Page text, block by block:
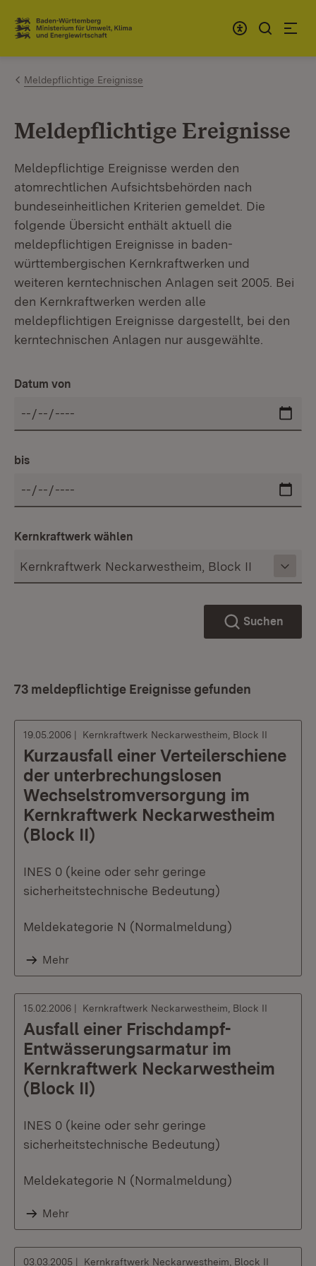
Zum Inhalt springen
Link zur Startseite
Meldepflichtige Ereignisse
Meldepflichtige Ereignisse
Meldepflichtige Ereignisse werden den
atomrechtlichen Aufsichtsbehörden nach
bundeseinheitlichen Kriterien gemeldet. Die
folgende Übersicht enthält aktuell die
meldepflichtigen Ereignisse in baden-
württembergischen Kernkraftwerken und
weiteren kerntechnischen Anlagen seit 2005. Bei
den Kernkraftwerken werden alle
meldepflichtigen Ereignisse dargestellt, bei den
kerntechnischen Anlagen nur ausgewählte.
Datum von
bis
Kernkraftwerk wählen
Suchen
73 meldepflichtige Ereignisse gefunden
19.05.2006 Kernkraftwerk Neckarwestheim, Block II
Kurzausfall einer Verteilerschiene
der unterbrechungslosen
Wechselstromversorgung im
Kernkraftwerk Neckarwestheim
(Block II)
INES 0 (keine oder sehr geringe
sicherheitstechnische Bedeutung)
Meldekategorie N (Normalmeldung)
Mehr
15.02.2006 Kernkraftwerk Neckarwestheim, Block II
Ausfall einer Frischdampf-
Entwässerungsarmatur im
Kernkraftwerk Neckarwestheim
(Block II)
INES 0 (keine oder sehr geringe
sicherheitstechnische Bedeutung)
Meldekategorie N (Normalmeldung)
Mehr
03.03.2005 Kernkraftwerk Neckarwestheim, Block II